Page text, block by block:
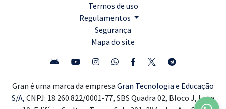
Termos de uso
Regulamentos
Segurança
Mapa do site
Gran é uma marca da empresa Gran Tecnologia e Educação
S/A, CNPJ: 18.260.822/0001-77, SBS Quadra 02, Bloco J, Lote